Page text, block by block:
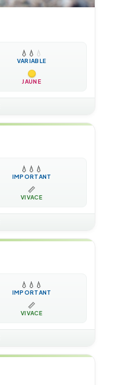
💧 💧 💧
VARIABLE
JAUNE
💧 💧 💧
IMPORTANT
📏
VIVACE
💧 💧 💧
IMPORTANT
📏
VIVACE